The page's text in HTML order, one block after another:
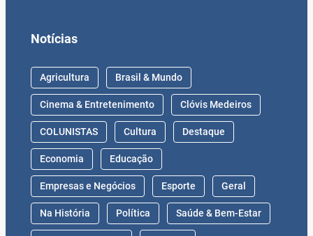
Notícias
Agricultura Brasil & Mundo
Cinema & Entretenimento Clóvis Medeiros
COLUNISTAS Cultura Destaque
Economia Educação
Empresas e Negócios Esporte Geral
Na História Política Saúde & Bem-Estar